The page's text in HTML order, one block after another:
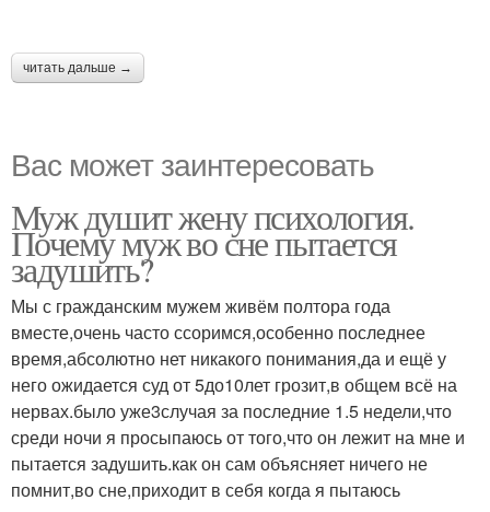
читать дальше →
Вас может заинтересовать
Муж душит жену психология.
Почему муж во сне пытается
задушить?
Мы с гражданским мужем живём полтора года
вместе,очень часто ссоримся,особенно последнее
время,абсолютно нет никакого понимания,да и ещё у
него ожидается суд от 5до10лет грозит,в общем всё на
нервах.было уже3случая за последние 1.5 недели,что
среди ночи я просыпаюсь от того,что он лежит на мне и
пытается задушить.как он сам объясняет ничего не
помнит,во сне,приходит в себя когда я пытаюсь